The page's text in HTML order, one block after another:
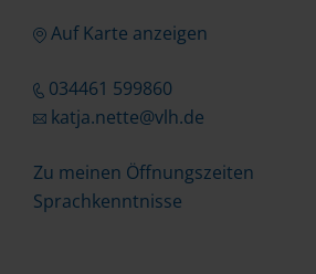
Auf Karte anzeigen
034461 599860
katja.nette@vlh.de
Zu meinen Öffnungszeiten
Sprachkenntnisse